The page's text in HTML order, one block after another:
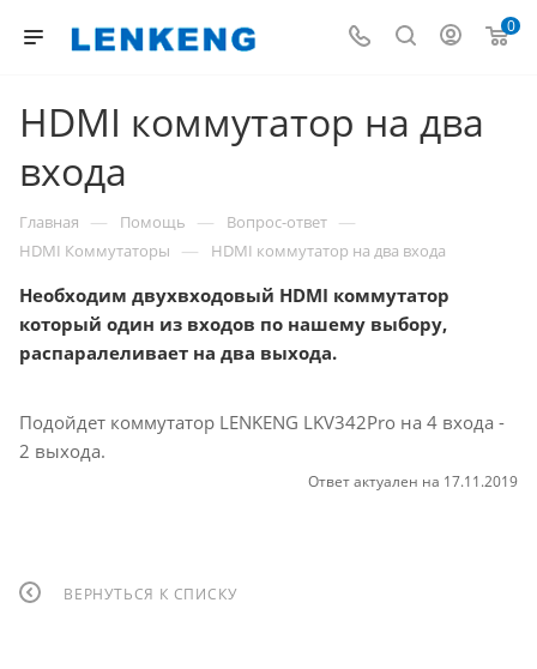
0
HDMI коммутатор на два
входа
Главная — Помощь — Вопрос-ответ —
HDMI Коммутаторы — HDMI коммутатор на два входа
Необходим двухвходовый HDMI коммутатор
который один из входов по нашему выбору,
распаралеливает на два выхода.
Подойдет коммутатор LENKENG LKV342Pro на 4 входа -
2 выхода.
Ответ актуален на 17.11.2019
ВЕРНУТЬСЯ К СПИСКУ